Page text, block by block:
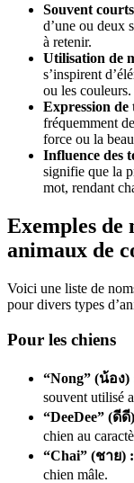
Souvent
d’une ou deux
à retenir.
Utilisation de
s’inspirent
ou les couleurs.
Expression de
fréquemment
force ou la
Influence des
signifie que la
mot, rendant
Exemples de
animaux de
Voici une liste de
pour divers types
Pour les chiens
“Nong” (น้อง)
souvent utilisé
“DeeDee” (ดีดี
chien au
“Chai” (ชาย) :
chien mâle.